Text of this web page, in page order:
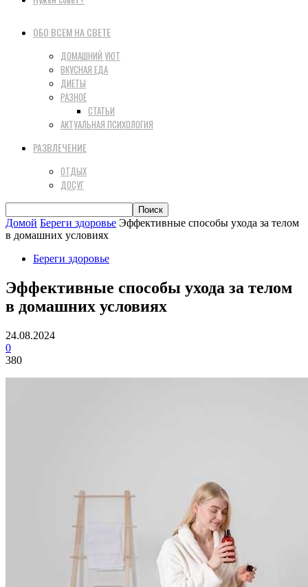
ОБО ВСЕМ НА СВЕТЕ
ДОМАШНИЙ УЮТ
ВКУСНАЯ ЕДА
ДИЕТЫ
РАЗНОЕ
СТАТЬИ
АКТУАЛЬНАЯ ПСИХОЛОГИЯ
РАЗВЛЕЧЕНИЕ
ОТДЫХ
ДОСУГ
Домой Береги здоровье Эффективные способы ухода за телом
в домашних условиях
Береги здоровье
Эффективные способы ухода за телом
в домашних условиях
24.08.2024
0
380